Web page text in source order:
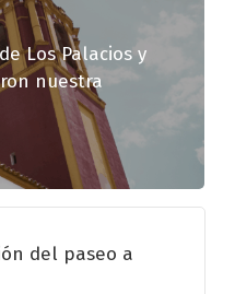
Los Palacios y
nuestra
del paseo a